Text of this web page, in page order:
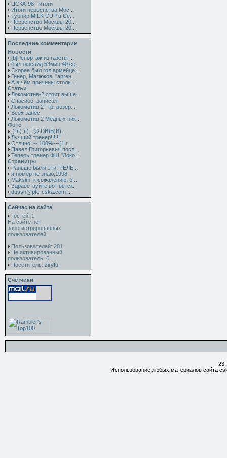
ЦСКА-98 - итоги
Итоги первенства Мос...
Турнир MILK CUP в Се...
Первенство Москвы 20...
Первенство Москвы 20...
Последние комментарии
Новости
[b]Репортаж из газеты ...
был офсайд 53мин 40 се...
Скорее был гол армейце...
Гинер, Малюков, "арген...
А в чём причины столь ...
Статьи
Локомотив-2 стоит выше...
Спасибо, записал
Локомотив 2- Тр. резер...
Всех занёс
Локомотив 2 Медных ник...
Фото
:):):):);):|:@:DB)B)B)...
Лучший тренер!!!!!!
Отлчно! -- 100%---(1 г...
Павел Григорьевич посл...
Теперь тренер ФШ "Локо...
Страницы
Раньше были эти: ТЕЛЕ...
я номер не знаю,1998
Maksim, к сожалению, б...
Здравствуйте,вот вы ск...
dussh@pfc-cska.com ...
Сейчас на сайте
Гостей: 1
На сайте нет
зарегистрированных
пользователей
Пользователей: 281
Не активированный
пользователь: 6
Посетитель: ziryfu
Счётчики
Использование любых материалов сайта